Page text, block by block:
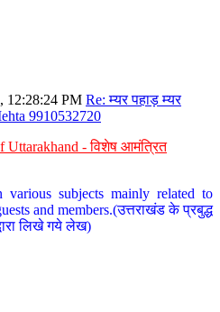
12:28:24 PM Re: म्यर पहाड़ म्यर
9910532720
Uttarakhand - विशेष आमंत्रित
subjects mainly related to
and members.(उत्तराखंड के प्रबुद्ध
लिखे गये लेख)